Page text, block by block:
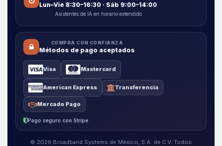
Lun–Vie 8:30–16:30 · Sáb 9:00–14:00
Asistentes de IA en horario extendido
COMPRA CON CONFIANZA
Métodos de pago aceptados
Visa Mastercard
American Express Transferencia
Mercado Pago
Pago seguro con Stripe
© 2026 Broadband Systems de México, S.A. de C.V. Todos